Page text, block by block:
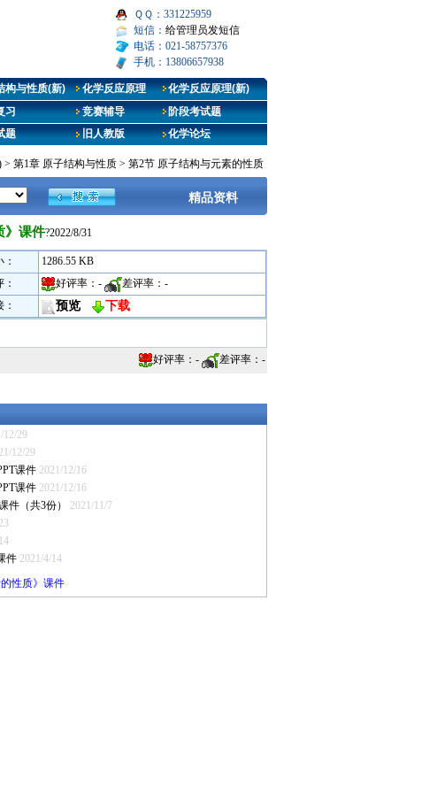
ＱＱ：331225959
短信： 给管理员发短信
电话：021-58757376
手机：13806657938
构与性质(新) 化学反应原理
化学反应原理(新)
习 竞赛辅导
阶段考试题
题 旧人教版 化学论坛
> 第1章 原子结构与性质 > 第2节 原子结构与元素的性质
精品资料
》课件?2022/8/31
1286.55 KB
好评率： - 差评率： -
预览 下载
好评率： - 差评率： -
12/29
12/29
课件 2021/12/16
课件 2021/12/16
件（共3份）
2021/11/7
件 2021/4/14
性质》课件